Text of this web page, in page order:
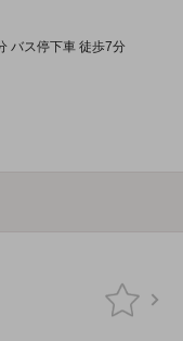
バス停下車 徒歩7分